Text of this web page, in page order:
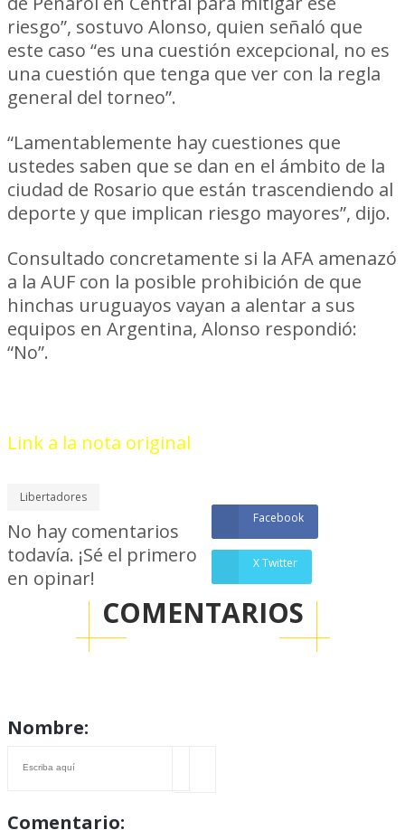
riesgo”, sostuvo Alonso, quien señaló que
este caso “es una cuestión excepcional, no es
una cuestión que tenga que ver con la regla
general del torneo”.
“Lamentablemente hay cuestiones que
ustedes saben que se dan en el ámbito de la
ciudad de Rosario que están trascendiendo al
deporte y que implican riesgo mayores”, dijo.
Consultado concretamente si la AFA amenazó
a la AUF con la posible prohibición de que
hinchas uruguayos vayan a alentar a sus
equipos en Argentina, Alonso respondió:
“No”.
Link a la nota original
Libertadores
Facebook
X Twitter
COMENTARIOS
Nombre:
Comentario:
No hay comentarios
todavía. ¡Sé el primero
en opinar!